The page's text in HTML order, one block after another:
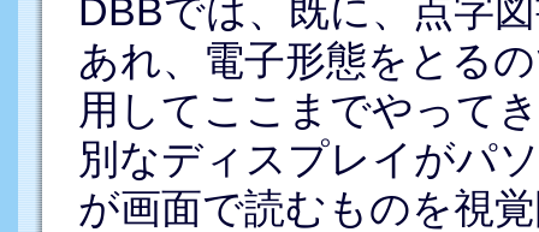
DBBでは、既に、点字
あれ、電子形態をとる
用してここまでやって
別なディスプレイがパ
が画面で読むものを視